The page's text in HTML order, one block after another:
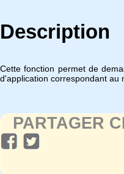
Description
Cette fonction permet de
d'application correspondant au
PARTAGER